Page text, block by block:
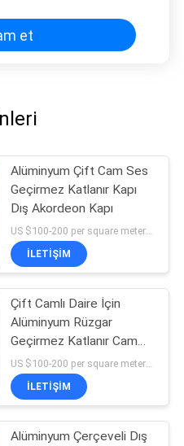
et
Alüminyum Çift Cam Ses
Geçirmez Katlanır Kapı
Dış Akordeon Kapı
US $100-200 per square meter MOQ:MOQ yok, 1 metrekare de mevcut
İLETIŞIM
Çift Camlı Daire İçin
Alüminyum Rüzgar
Geçirmez Katlanır Cam
Kapı
İLETIŞIM
Alüminyum Çerçeveli Dış